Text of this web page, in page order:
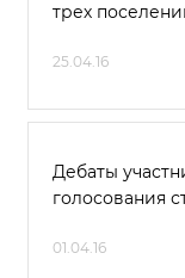
трех
25.04.16
Дебаты
голосования
01.04.16